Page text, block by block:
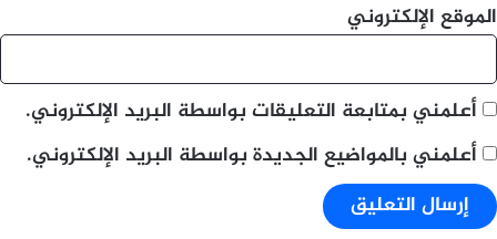
الموقع الإلكتروني
أعلمني بمتابعة التعليقات بواسطة البريد الإلكتروني.
أعلمني بالمواضيع الجديدة بواسطة البريد الإلكتروني.